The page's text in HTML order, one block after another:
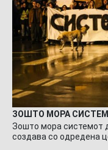
ЗОШТО МОРА
Зошто мора системот
создава со одредена